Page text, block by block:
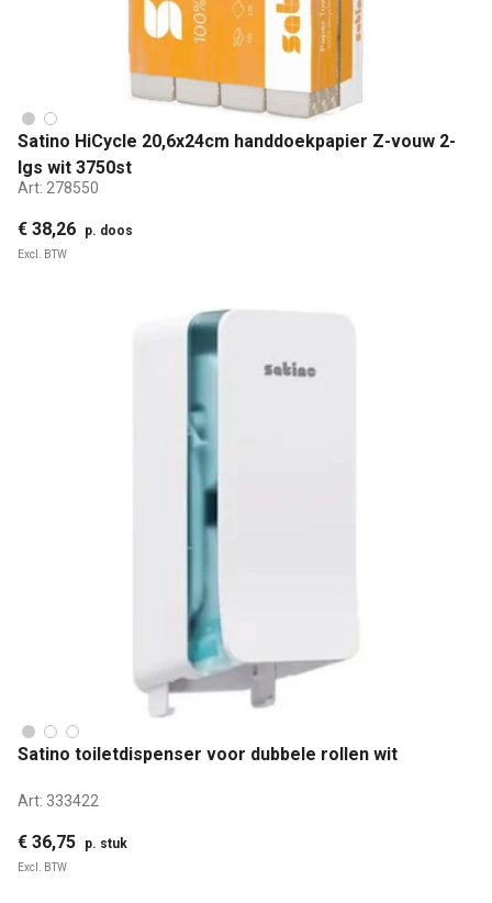
Satino HiCycle 20,6x24cm handdoekpapier Z-vouw 2-
lgs wit 3750st
Art: 278550
€ 38,26 p. doos
Excl. BTW
Satino toiletdispenser voor dubbele rollen wit
Art: 333422
€ 36,75 p. stuk
Excl. BTW